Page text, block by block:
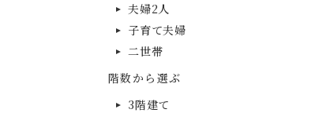
夫婦2人
子育て夫婦
二世帯
階数から選ぶ
3階建て